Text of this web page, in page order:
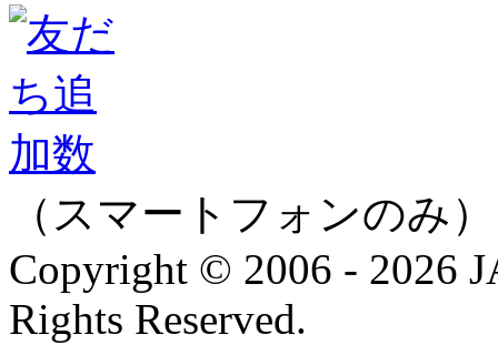
（スマートフォンのみ）
Copyright © 2006 - 2026
Rights Reserved.